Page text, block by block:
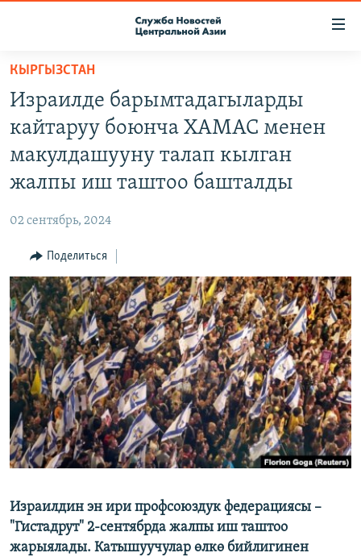
Вернуться
основному
содержанию
главной
Вернутся
поиску
ПОДПИСКА
КОНТАКТЫ
МИГРАНТ МЕДИА
КЫРГЫЗСТАН
Израилде барымтадагыларды
кайтаруу боюнча ХАМАС менен
макулдашууну талап кылган
жалпы иш таштоо башталды
02 сентябрь, 2024
Поделиться
Израилдин эн ири профсоюздук федерациясы –
"Гистадрут" 2-сентябрда жалпы иш таштоо
жарыялады. Катышуучулар өлкө бийлигинен